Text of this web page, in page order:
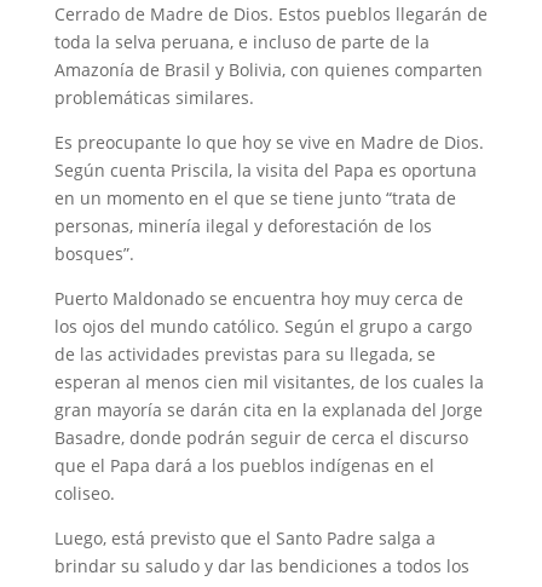
Cerrado de Madre de Dios. Estos pueblos llegarán de
toda la selva peruana, e incluso de parte de la
Amazonía de Brasil y Bolivia, con quienes comparten
problemáticas similares.
Es preocupante lo que hoy se vive en Madre de Dios.
Según cuenta Priscila, la visita del Papa es oportuna
en un momento en el que se tiene junto “trata de
personas, minería ilegal y deforestación de los
bosques”.
Puerto Maldonado se encuentra hoy muy cerca de
los ojos del mundo católico. Según el grupo a cargo
de las actividades previstas para su llegada, se
esperan al menos cien mil visitantes, de los cuales la
gran mayoría se darán cita en la explanada del Jorge
Basadre, donde podrán seguir de cerca el discurso
que el Papa dará a los pueblos indígenas en el
coliseo.
Luego, está previsto que el Santo Padre salga a
brindar su saludo y dar las bendiciones a todos los